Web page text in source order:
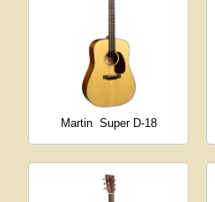
Martin Super D-18